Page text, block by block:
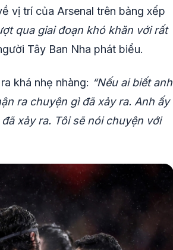
vị trí của Arsenal trên bảng xếp
qua giai đoạn khó khăn với rất
Tây Ban Nha phát biểu.
khá nhẹ nhàng: “Nếu ai biết anh
ra chuyện gì đã xảy ra. Anh ấy
xảy ra. Tôi sẽ nói chuyện với